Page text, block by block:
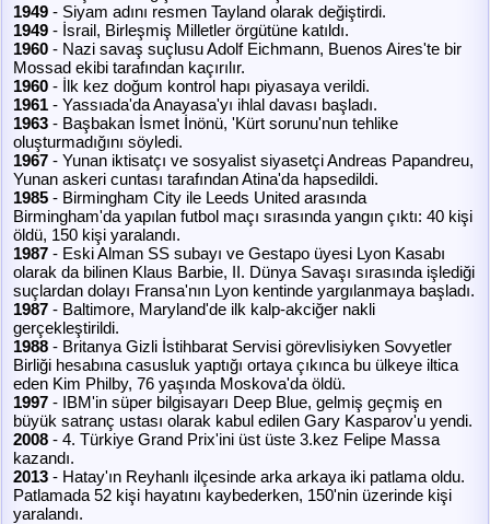
1949 - Siyam adını resmen Tayland olarak değiştirdi.
1949 - İsrail, Birleşmiş Milletler örgütüne katıldı.
1960 - Nazi savaş suçlusu Adolf Eichmann, Buenos Aires'te bir
Mossad ekibi tarafından kaçırılır.
1960 - İlk kez doğum kontrol hapı piyasaya verildi.
1961 - Yassıada'da Anayasa'yı ihlal davası başladı.
1963 - Başbakan İsmet İnönü, 'Kürt sorunu'nun tehlike
oluşturmadığını söyledi.
1967 - Yunan iktisatçı ve sosyalist siyasetçi Andreas Papandreu,
Yunan askeri cuntası tarafından Atina'da hapsedildi.
1985 - Birmingham City ile Leeds United arasında
Birmingham'da yapılan futbol maçı sırasında yangın çıktı: 40 kişi
öldü, 150 kişi yaralandı.
1987 - Eski Alman SS subayı ve Gestapo üyesi Lyon Kasabı
olarak da bilinen Klaus Barbie, II. Dünya Savaşı sırasında işlediği
suçlardan dolayı Fransa'nın Lyon kentinde yargılanmaya başladı.
1987 - Baltimore, Maryland'de ilk kalp-akciğer nakli
gerçekleştirildi.
1988 - Britanya Gizli İstihbarat Servisi görevlisiyken Sovyetler
Birliği hesabına casusluk yaptığı ortaya çıkınca bu ülkeye iltica
eden Kim Philby, 76 yaşında Moskova'da öldü.
1997 - IBM'in süper bilgisayarı Deep Blue, gelmiş geçmiş en
büyük satranç ustası olarak kabul edilen Gary Kasparov'u yendi.
2008 - 4. Türkiye Grand Prix'ini üst üste 3.kez Felipe Massa
kazandı.
2013 - Hatay'ın Reyhanlı ilçesinde arka arkaya iki patlama oldu.
Patlamada 52 kişi hayatını kaybederken, 150'nin üzerinde kişi
yaralandı.